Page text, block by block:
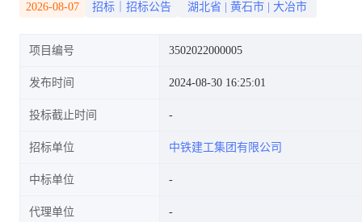
价书
2026-08-07 招标｜招标公告 湖北省 黄石市 大冶市
项目编号 3502022000005
发布时间 2024-08-30 16:25:01
投标截止时间
招标单位 中铁建工集团有限公司
中标单位
代理单位